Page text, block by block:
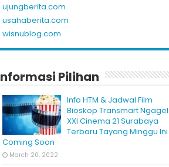
ujungberita.com
usahaberita.com
wisnublog.com
Pilihan
Info HTM & Jadwal Film
Bioskop Transmart Ngagel
XXI Cinema 21 Surabaya
Terbaru Tayang Minggu Ini
Coming Soon
March 20, 2022